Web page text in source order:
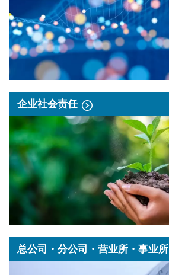
企业社会责任
总公司・分公司・营业所・事业所